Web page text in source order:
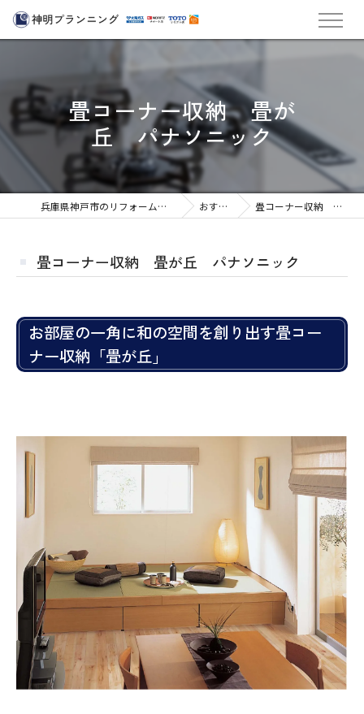
畳コーナー収納 畳が
丘 パナソニック
兵庫県神戸市のリフォームなら株式会社神明プランニング おすすめ商品 畳コーナー収納 畳が丘 パナソニック
畳コーナー収納 畳が丘 パナソニック
お部屋の一角に和の空間を創り出す畳コー
ナー収納「畳が丘」